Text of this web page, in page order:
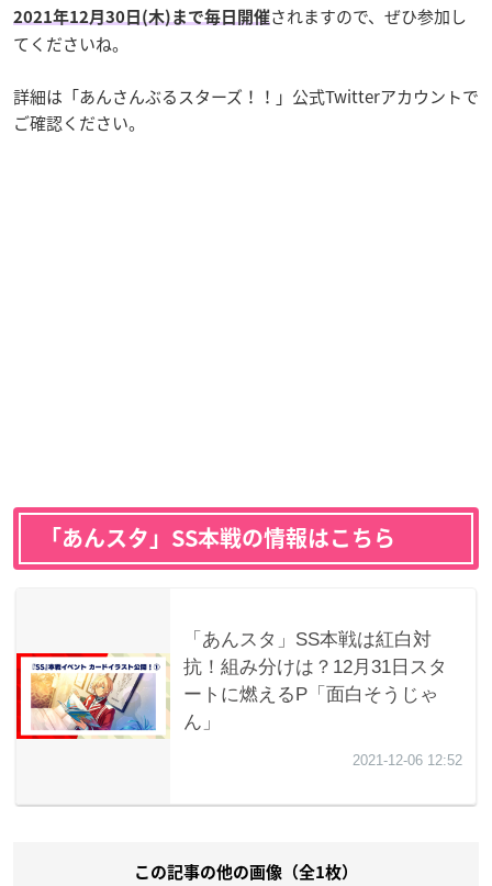
2021年12月30日(木)まで毎日開催されますので、ぜひ参加し
てくださいね。
詳細は「あんさんぶるスターズ！！」公式Twitterアカウントで
ご確認ください。
「あんスタ」SS本戦の情報はこちら
この記事の他の画像（全1枚）